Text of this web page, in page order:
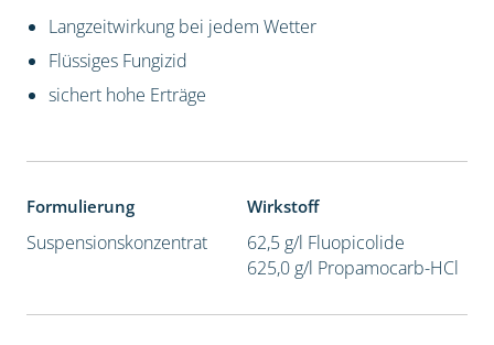
Langzeitwirkung bei jedem Wetter
Flüssiges Fungizid
sichert hohe Erträge
Formulierung
Suspensionskonzentrat
Wirkstoff
62,5 g/l Fluopicolide
625,0 g/l Propamocarb-HCl